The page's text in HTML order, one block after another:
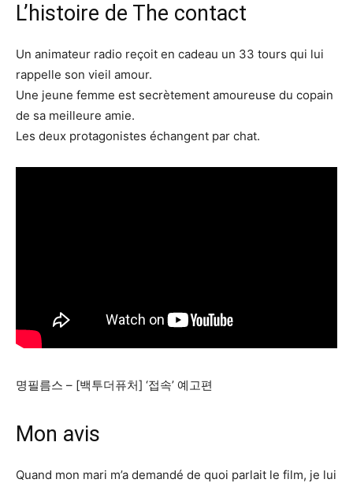
L’histoire de The contact
Un animateur radio reçoit en cadeau un 33 tours qui lui
rappelle son vieil amour.
Une jeune femme est secrètement amoureuse du copain
de sa meilleure amie.
Les deux protagonistes échangent par chat.
명필름스 – [백투더퓨처] ‘접속’ 예고편
Mon avis
Quand mon mari m’a demandé de quoi parlait le film, je lui